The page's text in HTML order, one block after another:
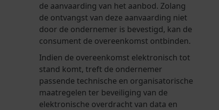
de aanvaarding van het aanbod. Zolang
de ontvangst van deze aanvaarding niet
door de ondernemer is bevestigd, kan de
consument de overeenkomst ontbinden.
Indien de overeenkomst elektronisch tot
stand komt, treft de ondernemer
passende technische en organisatorische
maatregelen ter beveiliging van de
elektronische overdracht van data en